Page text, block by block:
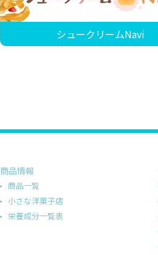
シュークリームNavi
商品情報
商品一覧
小さな洋菓子店
栄養成分一覧表